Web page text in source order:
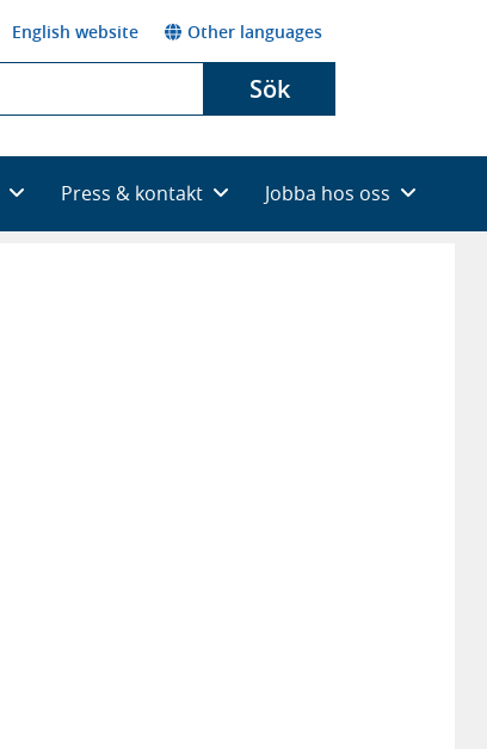
English website Other languages
Sök
Press & kontakt Jobba hos oss